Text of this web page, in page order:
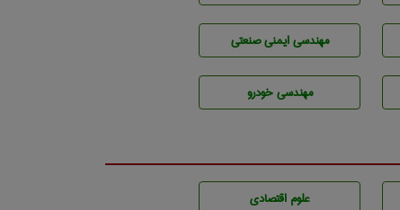
مهندسی ایمنی صنعتی
مهندسی خودرو
علوم اقتصادی